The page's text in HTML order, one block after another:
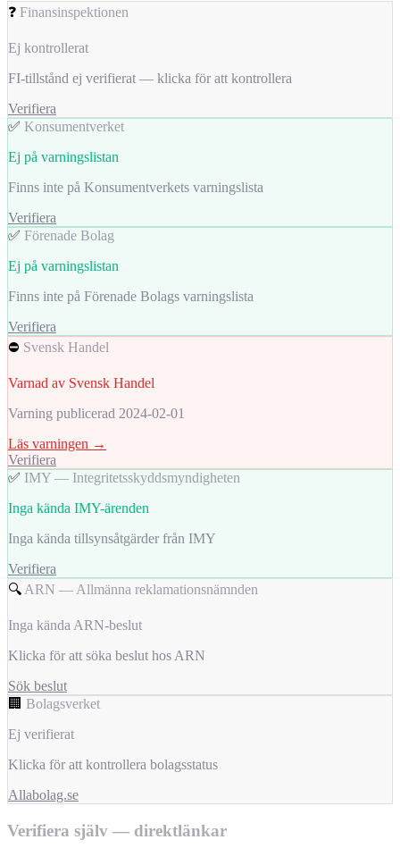
❓ Finansinspektionen
Ej kontrollerat
FI-tillstånd ej verifierat — klicka för att kontrollera
Verifiera
✅ Konsumentverket
Ej på varningslistan
Finns inte på Konsumentverkets varningslista
Verifiera
✅ Förenade Bolag
Ej på varningslistan
Finns inte på Förenade Bolags varningslista
Verifiera
⛔ Svensk Handel
Varnad av Svensk Handel
Varning publicerad 2024-02-01
Läs varningen →
Verifiera
✅ IMY — Integritetsskyddsmyndigheten
Inga kända IMY-ärenden
Inga kända tillsynsåtgärder från IMY
Verifiera
🔍 ARN — Allmänna reklamationsnämnden
Inga kända ARN-beslut
Klicka för att söka beslut hos ARN
Sök beslut
🏢 Bolagsverket
Ej verifierat
Klicka för att kontrollera bolagsstatus
Allabolag.se
Verifiera själv — direktlänkar